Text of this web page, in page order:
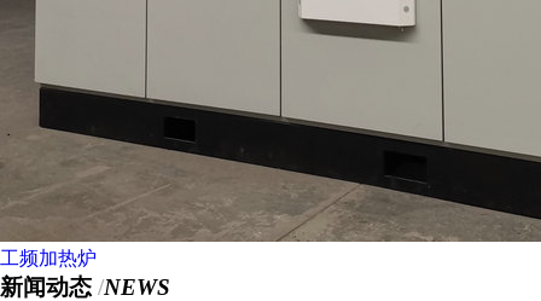
工频加热炉
新闻动态 /NEWS